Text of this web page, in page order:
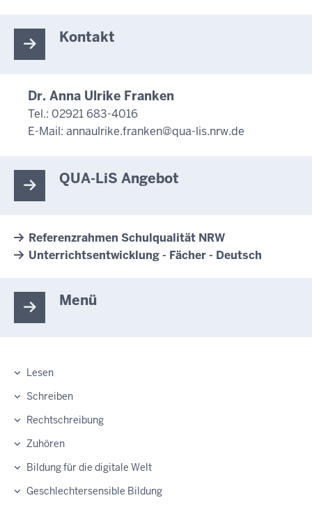
Kontakt
Dr. Anna Ulrike Franken
Tel.: 02921 683-4016
E-Mail: annaulrike.franken@qua-lis.nrw.de
QUA-LiS Angebot
Referenzrahmen Schulqualität NRW
Unterrichtsentwicklung - Fächer - Deutsch
Menü
Lesen
Schreiben
Rechtschreibung
Zuhören
Bildung für die digitale Welt
Geschlechtersensible Bildung